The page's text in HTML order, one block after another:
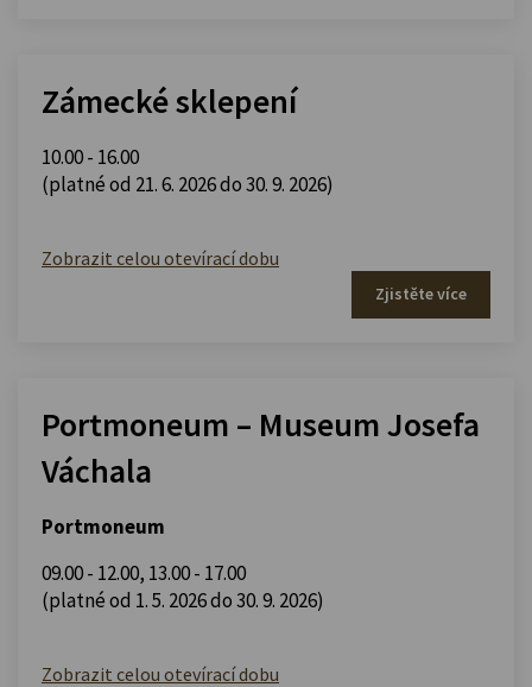
Zámecké sklepení
10.00 - 16.00
(platné od 21. 6. 2026 do 30. 9. 2026)
Zobrazit celou otevírací dobu
Zjistěte více
Portmoneum – Museum Josefa
Váchala
Portmoneum
09.00 - 12.00, 13.00 - 17.00
(platné od 1. 5. 2026 do 30. 9. 2026)
Zobrazit celou otevírací dobu